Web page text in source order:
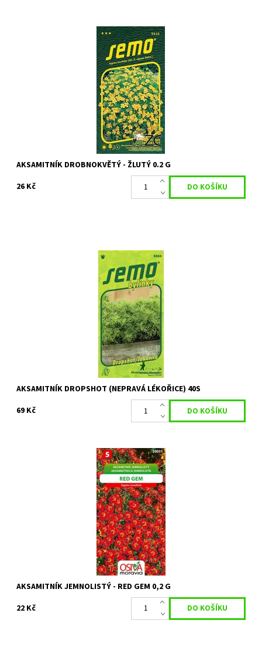
Letnička s jemně vykrajovanými listy
Skladem 5 ks
AKSAMITNÍK DROBNOKVĚTÝ - ŽLUTÝ 0.2 G
26 Kč
Aksamitník Dropshot je jednoletá bylinka vhodná pro pěstování
v nádobách, překvapující dávka chuti lékořice či anýzu. Rostlina
Skladem 4 ks
AKSAMITNÍK DROPSHOT (NEPRAVÁ LÉKOŘICE) 40S
69 Kč
ČERVENÝ, hojně kvetoucí, vysoký 25-35 cm, vhodný pro pěstování
na záhonech a v truhlících
Skladem 9 ks
OSIVA MORAVIA s.r.o.
AKSAMITNÍK JEMNOLISTÝ - RED GEM 0,2 G
22 Kč